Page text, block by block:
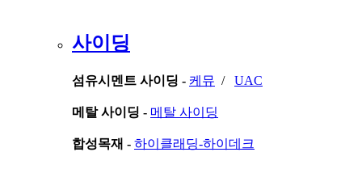
사이딩
섬유시멘트 사이딩 - 케뮤 / UAC
메탈 사이딩 - 메탈 사이딩
합성목재 - 하이클래딩-하이데크